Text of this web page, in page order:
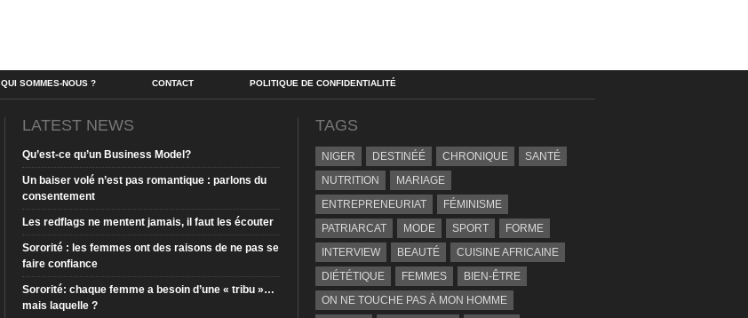
QUI SOMMES-NOUS ? CONTACT POLITIQUE DE CONFIDENTIALITÉ
LATEST NEWS
Qu’est-ce qu’un Business Model?
Un baiser volé n’est pas romantique : parlons du
consentement
Les redflags ne mentent jamais, il faut les écouter
Sororité : les femmes ont des raisons de ne pas se
faire confiance
Sororité: chaque femme a besoin d’une « tribu »…
mais laquelle ?
TAGS
NIGER DESTINÉÉ CHRONIQUE
SANTÉ
NUTRITION
MARIAGE
ENTREPRENEURIAT
FÉMINISME
PATRIARCAT
MODE SPORT
FORME
INTERVIEW
BEAUTÉ
CUISINE AFRICAINE
DIÉTÉTIQUE
FEMMES
BIEN-ÊTRE
ON NE TOUCHE PAS À MON HOMME